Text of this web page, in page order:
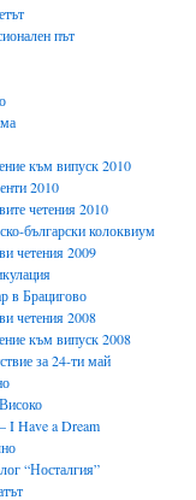
път
към випуск 2010
2010
четения 2010
български колоквиум
четения 2009
в Брацигово
четения 2008
към випуск 2008
за 24-ти май
I Have a Dream
“Носталгия”